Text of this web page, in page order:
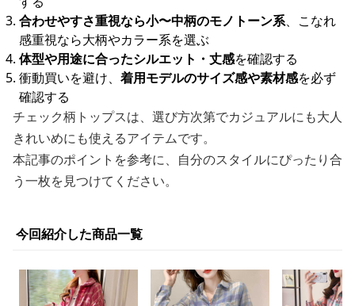
合わせやすさ重視なら小〜中柄のモノトーン系、こなれ
感重視なら大柄やカラー系を選ぶ
体型や用途に合ったシルエット・丈感を確認する
衝動買いを避け、 着用モデルのサイズ感や素材感を必ず
確認する
チェック柄トップスは、選び方次第でカジュアルにも大人
きれいめにも使えるアイテムです。
本記事のポイントを参考に、自分のスタイルにぴったり合
う一枚を見つけてください。
今回紹介した商品一覧